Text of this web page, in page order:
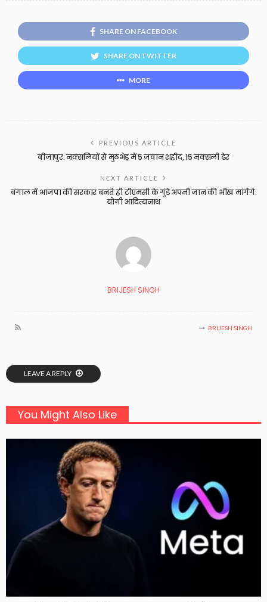
SHARE ON FACEBOOK
SHARE ON TWITTER
MORE
PREVIOUS ARTICLE
बीजापुर: नक्सलियों से मुठभेड़ में 5 जवान शहीद, 15 नक्सली ढेर
NEXT ARTICLE
बंगाल में भाजपा की सरकार बनते ही टीएमसी के गुंडे अपनी जान की भीख मांगेंगे:
योगी आदित्यनाथ
BRIJESH SINGH
BRIJESH SINGH
LEAVE A REPLY
You Might Also Like